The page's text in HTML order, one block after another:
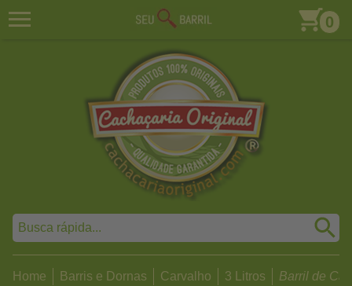
0
Home Barris e Dornas Carvalho 3 Litros Barril de